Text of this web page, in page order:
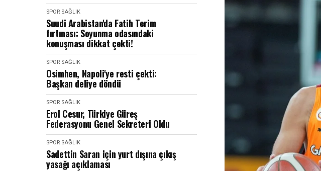
SPOR SAĞLIK
Suudi Arabistan'da Fatih Terim
fırtınası: Soyunma odasındaki
konuşması dikkat çekti!
SPOR SAĞLIK
Osimhen, Napoli'ye resti çekti:
Başkan deliye döndü
SPOR SAĞLIK
Erol Cesur, Türkiye Güreş
Federasyonu Genel Sekreteri Oldu
SPOR SAĞLIK
Sadettin Saran için yurt dışına çıkış
yasağı açıklaması